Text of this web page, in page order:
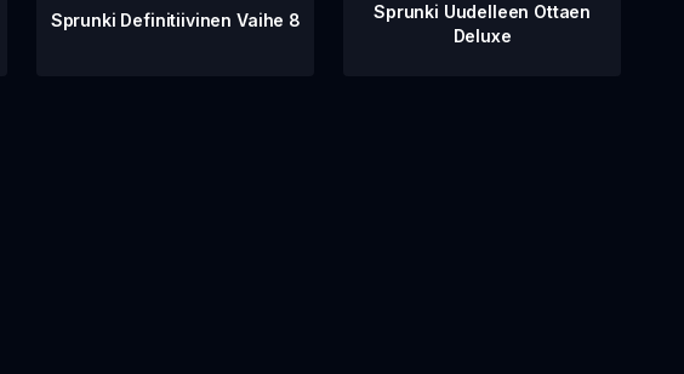
Sprunki Definitiivinen Vaihe 8
Sprunki Uudelleen Ottaen
Deluxe